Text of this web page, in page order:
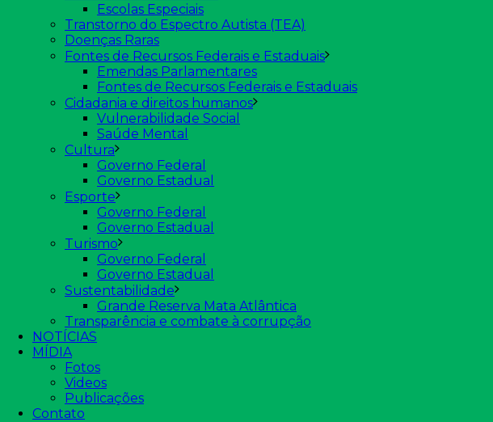
Escolas Especiais
Transtorno do Espectro Autista (TEA)
Doenças Raras
Fontes de Recursos Federais e Estaduais
Emendas Parlamentares
Fontes de Recursos Federais e Estaduais
Cidadania e direitos humanos
Vulnerabilidade Social
Saúde Mental
Cultura
Governo Federal
Governo Estadual
Esporte
Governo Federal
Governo Estadual
Turismo
Governo Federal
Governo Estadual
Sustentabilidade
Grande Reserva Mata Atlântica
Transparência e combate à corrupção
NOTÍCIAS
MÍDIA
Fotos
Videos
Publicações
Contato